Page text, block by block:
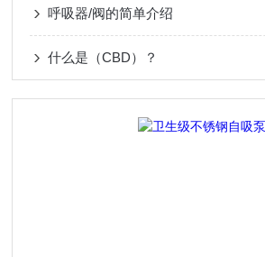
呼吸器/阀的简单介绍
什么是（CBD）？